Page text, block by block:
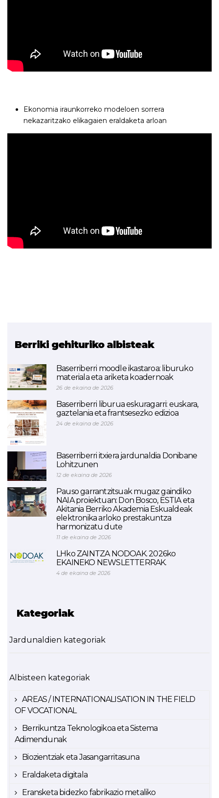
Ekonomia iraunkorreko modeloen sorrera
nekazaritzako elikagaien eraldaketa arloan
Berriki gehituriko albisteak
Baserriberri moodle ikastaroa: liburuko
materiala eta ariketa koadernoak
26 de ekaina de 2026
Baserriberri liburua eskuragarri: euskara,
gaztelania eta frantsesezko edizioa
24 de ekaina de 2026
Baserriberri itxiera jardunaldia Donibane
Lohitzunen
12 de ekaina de 2026
Pauso garrantzitsuak mugaz gaindiko
NAIA proiektuan: Don Bosco, ESTIA eta
Akitania Berriko Akademia Eskualdeak
elektronika arloko prestakuntza
harmonizatu dute
11 de ekaina de 2026
LHko ZAINTZA NODOAK. 2026ko
EKAINEKO NEWSLETTERRAK.
4 de ekaina de 2026
Kategoriak
Jardunaldien kategoriak
Albisteen kategoriak
AREAS / INTERNATIONALISATION IN THE FIELD
OF VOCATIONAL
Berrikuntza Teknologikoa eta Sistema
Adimendunak
Biozientziak eta Jasangarritasuna
Eraldaketa digitala
Eransketa bidezko fabrikazio metaliko